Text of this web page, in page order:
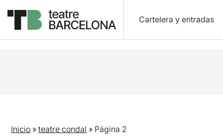
Cartelera y entradas
Inicio »teatre condal » Página 2